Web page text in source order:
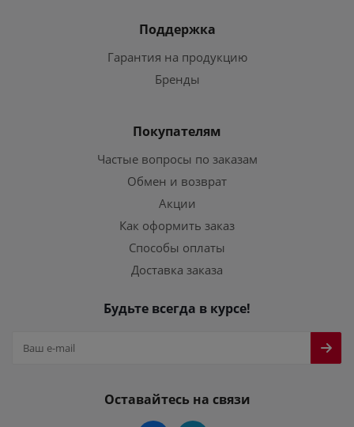
Поддержка
Гарантия на продукцию
Бренды
Покупателям
Частые вопросы по заказам
Обмен и возврат
Акции
Как оформить заказ
Способы оплаты
Доставка заказа
Будьте всегда в курсе!
Оставайтесь на связи